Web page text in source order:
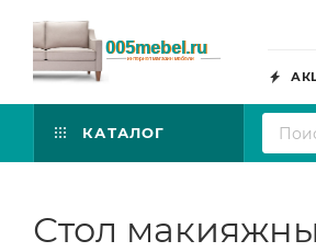
КАТАЛОГ
Стол